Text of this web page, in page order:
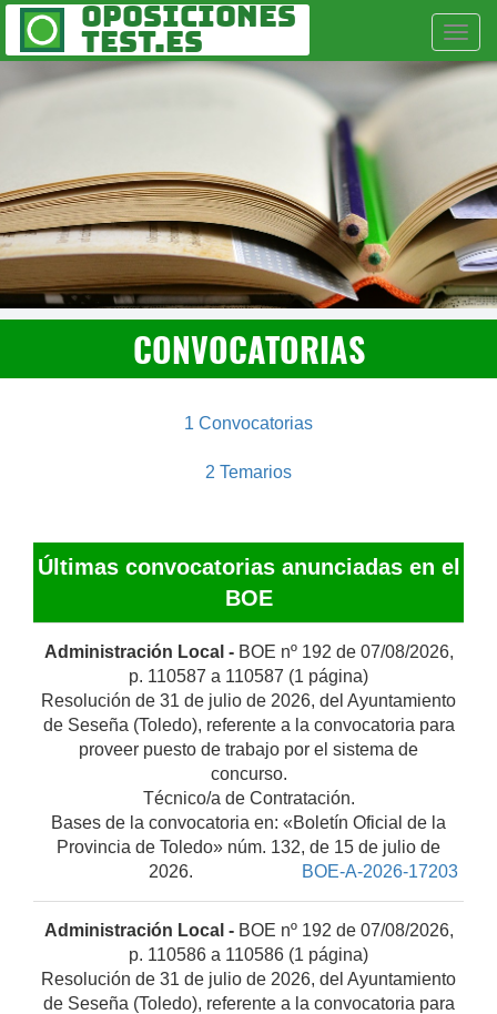
Oposiciones
Test.es
CONVOCATORIAS
1 Convocatorias
2 Temarios
Últimas convocatorias anunciadas en el
BOE
Administración Local - BOE nº 192 de 07/08/2026,
p. 110587 a 110587 (1 página)
Resolución de 31 de julio de 2026, del Ayuntamiento
de Seseña (Toledo), referente a la convocatoria para
proveer puesto de trabajo por el sistema de
concurso.
Técnico/a de Contratación.
Bases de la convocatoria en: «Boletín Oficial de la
Provincia de Toledo» núm. 132, de 15 de julio de
2026.
BOE-A-2026-17203
Administración Local - BOE nº 192 de 07/08/2026,
p. 110586 a 110586 (1 página)
Resolución de 31 de julio de 2026, del Ayuntamiento
de Seseña (Toledo), referente a la convocatoria para